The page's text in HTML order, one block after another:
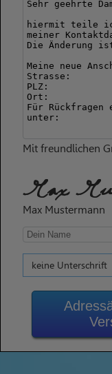
Mit freundlichen
Max
Max Mustermann
keine Unterschrift